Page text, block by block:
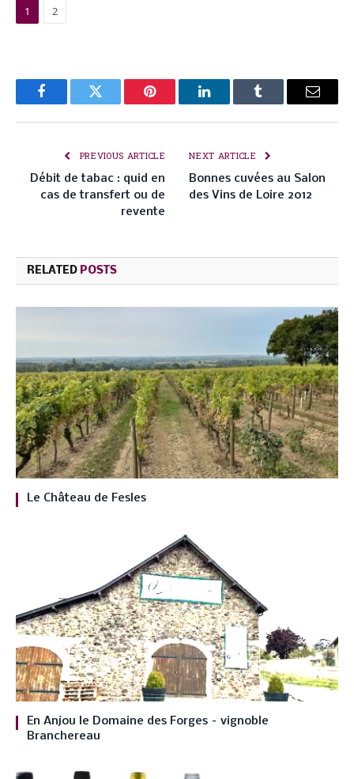
1 2
FacebookTwitter Pinterest LinkedInTumblr Email
PREVIOUS ARTICLE
Débit de tabac : quid en
cas de transfert ou de
revente
NEXT ARTICLE
Bonnes cuvées au Salon
des Vins de Loire 2012
RELATED POSTS
Le Château de Fesles
En Anjou le Domaine des Forges – vignoble
Branchereau